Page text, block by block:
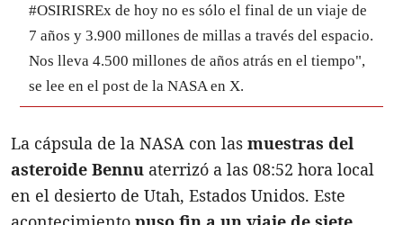
#OSIRISREx de hoy no es sólo el final de un viaje de
7 años y 3.900 millones de millas a través del espacio.
Nos lleva 4.500 millones de años atrás en el tiempo",
se lee en el post de la NASA en X.
La cápsula de la NASA con las muestras del
asteroide Bennu aterrizó a las 08:52 hora local
en el desierto de Utah, Estados Unidos. Este